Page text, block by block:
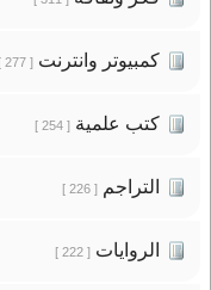
كمبيوتر وانترنت[ 277 ]
كتب علمية[ 254 ]
التراجم[ 226 ]
الروايات[ 222 ]